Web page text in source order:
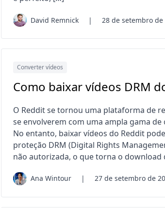
David Remnick | 28 de setembro de
Converter vídeos
Como baixar vídeos DRM
O Reddit se tornou uma plataforma de
se envolverem com uma ampla gama
No entanto, baixar vídeos do Reddit
proteção DRM (Digital Rights
não autorizada, o que torna o download
Ana Wintour | 27 de setembro de